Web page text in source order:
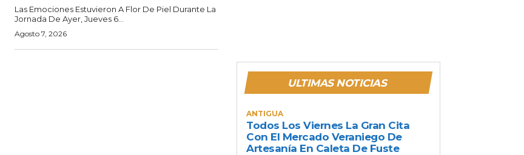
Las Emociones Estuvieron A Flor De Piel Durante La
Jornada De Ayer, Jueves 6...
Agosto 7, 2026
ULTIMAS NOTICIAS
ANTIGUA
Todos Los Viernes La Gran Cita
Con El Mercado Veraniego De
Artesanía En Caleta De Fuste